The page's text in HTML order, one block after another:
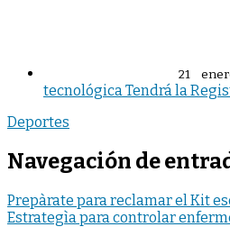
21
tecnológica Tendrá la
Deportes
Navegación de
Prepàrate para reclamar el Kit
Estrategìa para controlar